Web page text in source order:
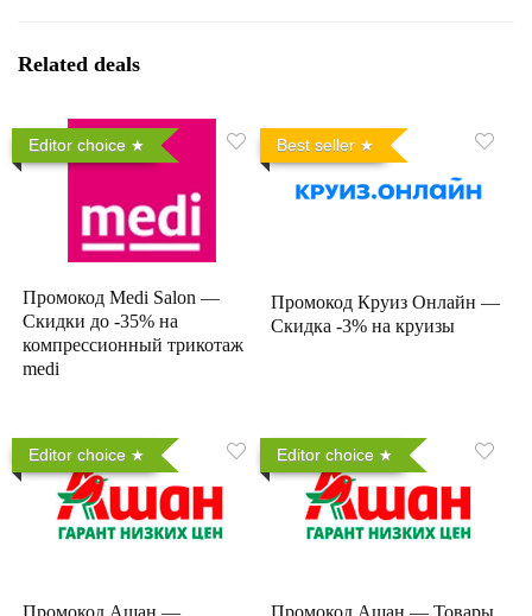
Related deals
Editor choice
Промокод Medi Salon —
Скидки до -35% на
компрессионный трикотаж
medi
Best seller
Промокод Круиз Онлайн —
Скидка -3% на круизы
Editor choice Editor choice